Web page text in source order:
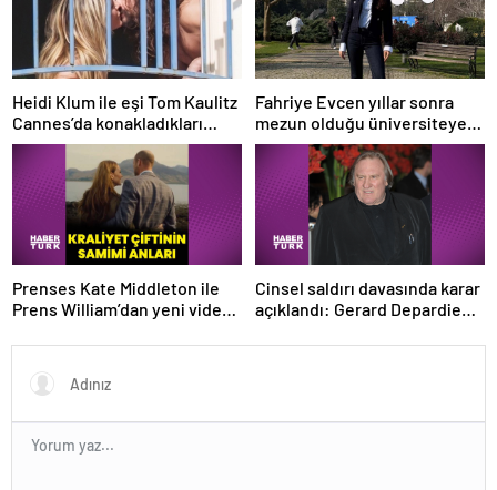
Heidi Klum ile eşi Tom Kaulitz
Cannes’da konakladıkları
otelin balkonunda aşka geldi
Fahriye Evcen yıllar sonra
mezun olduğu üniversiteye
gitti
Prenses Kate Middleton ile
Prens William’dan yeni video:
Cinsel saldırı davasında karar
açıklandı: Gerard Depardieu